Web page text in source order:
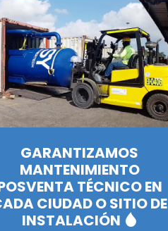
GARANTIZAMOS
MANTENIMIENTO
TÉCNICO EN
CIUDAD O SITIO DE
INSTALACIÓN